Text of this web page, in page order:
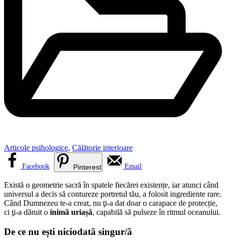
Articole psihologice, Călătorie interioare
Facebook Pinterest Email
Există o geometrie sacră în spatele fiecărei existențe, iar atunci când
universul a decis să contureze portretul tău, a folosit ingrediente rare.
Când Dumnezeu te-a creat, nu ţi-a dat doar o carapace de protecție,
ci ţi-a dăruit o inimă uriașă, capabilă să pulseze în ritmul oceanului.
De ce nu ești niciodată singur/ă